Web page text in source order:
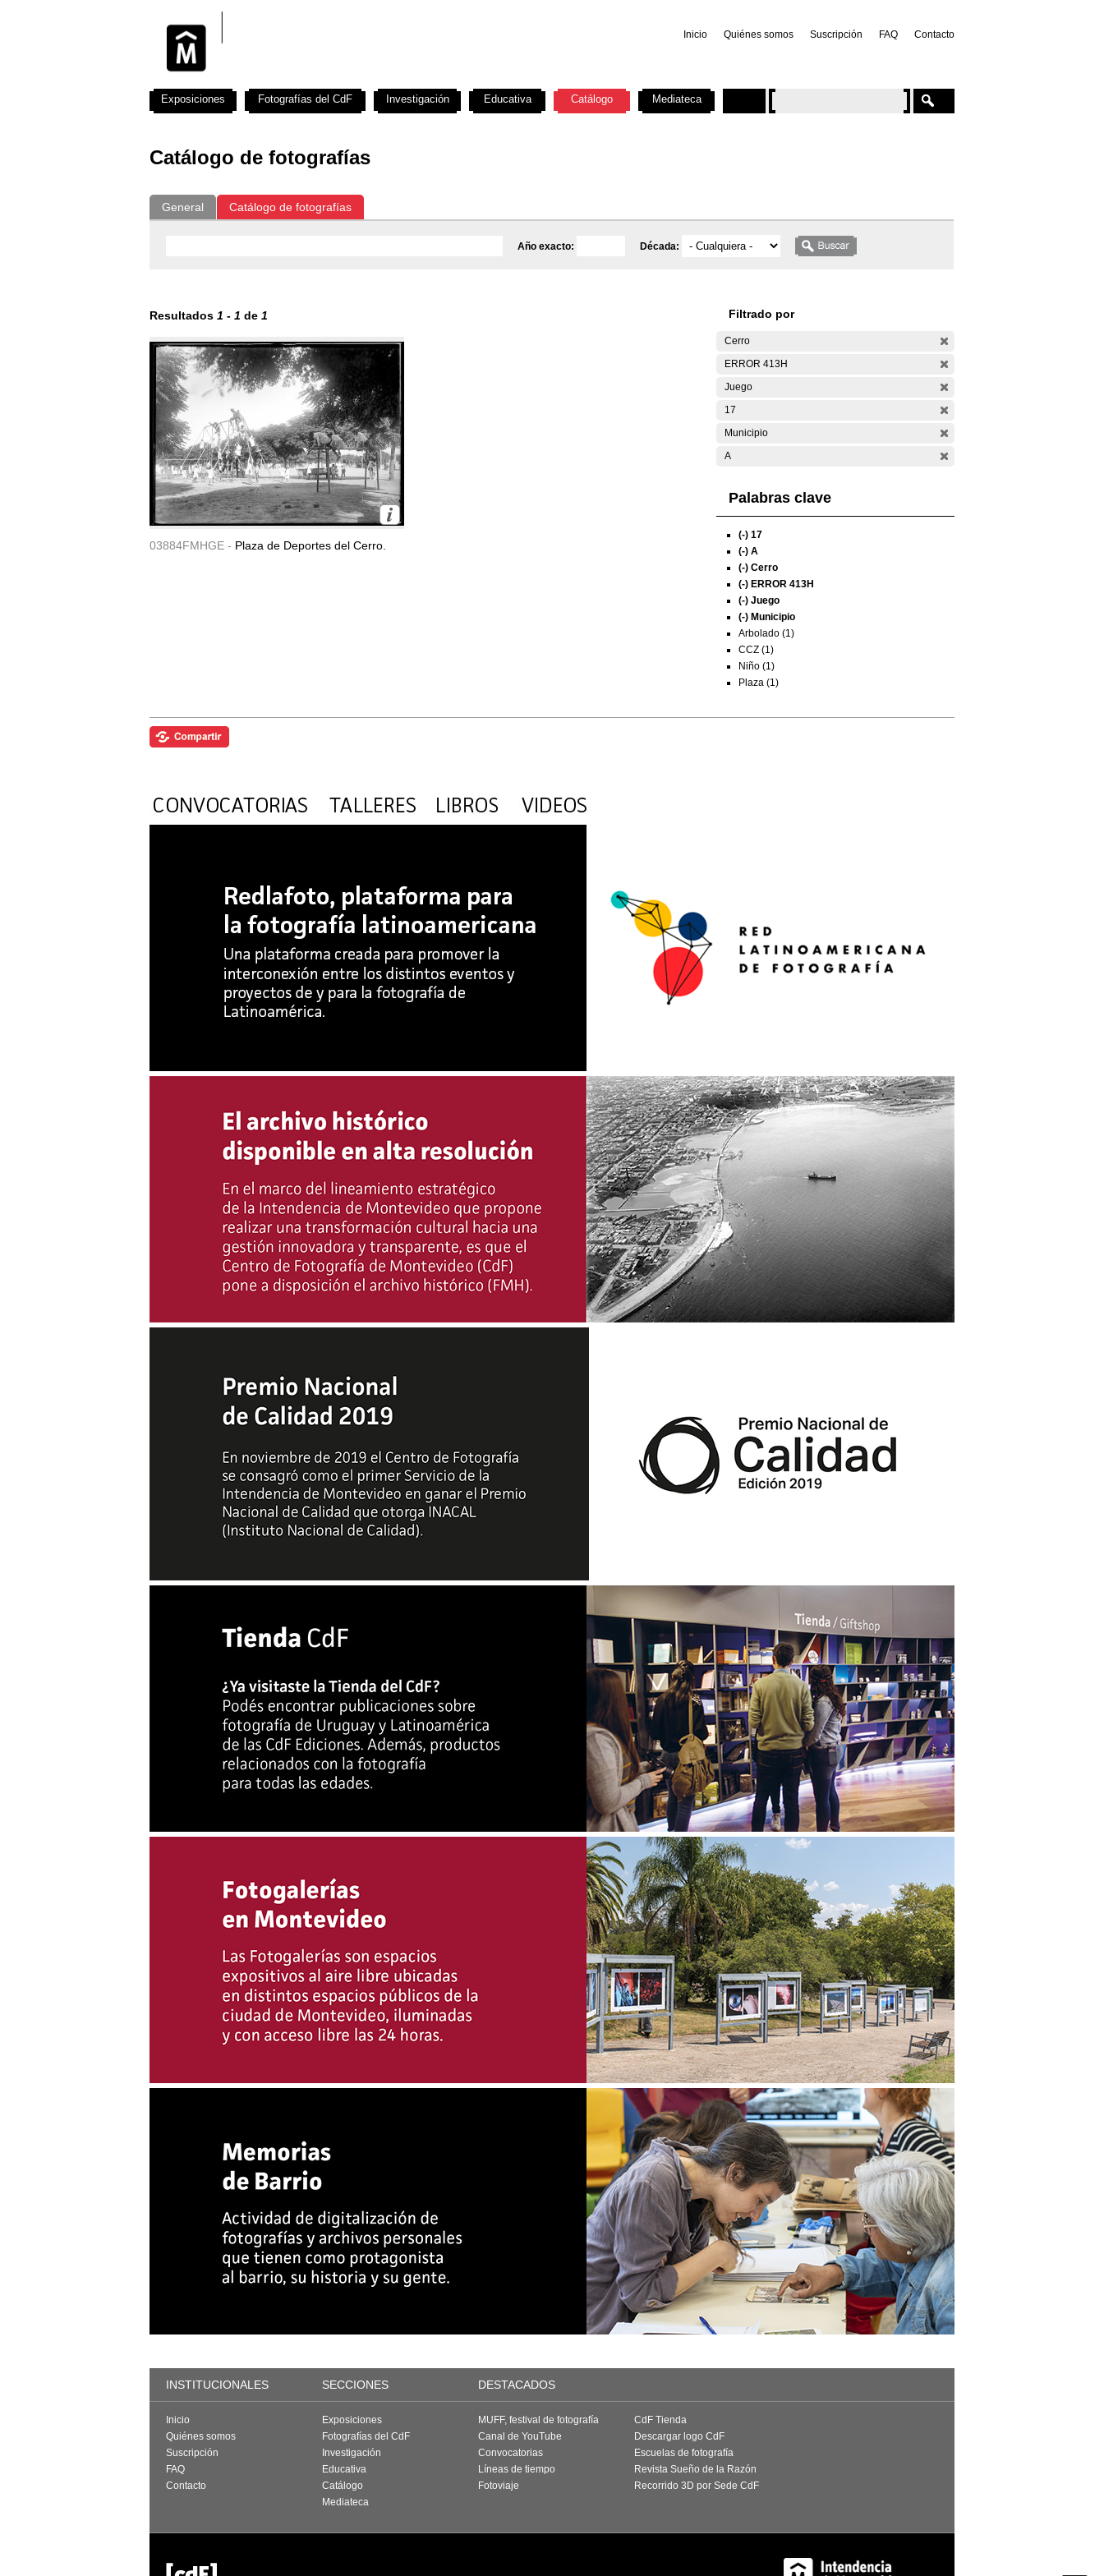
Inicio Quiénes somos Suscripción FAQ Contacto
Catálogo de fotografías
General Catálogo de fotografías
Año exacto: Década:
Resultados 1 - 1 de 1
03884FMHGE - Plaza de Deportes del Cerro.
Filtrado por
Cerro
ERROR 413H
Juego
17
Municipio
A
Palabras clave
(-) 17
(-) A
(-) Cerro
(-) ERROR 413H
(-) Juego
(-) Municipio
Arbolado (1)
CCZ (1)
Niño (1)
Plaza (1)
Exposiciones Fotografías del CdF Investigación Educativa Catálogo Mediateca
INSTITUCIONALES SECCIONES DESTACADOS
Inicio
Quiénes somos
Suscripción
FAQ
Contacto
Exposiciones
Fotografías del CdF
Investigación
Educativa
Catálogo
Mediateca
MUFF, festival de fotografía
Canal de YouTube
Convocatorias
Líneas de tiempo
Fotoviaje
CdF Tienda
Descargar logo CdF
Escuelas de fotografía
Revista Sueño de la Razón
Recorrido 3D por Sede CdF